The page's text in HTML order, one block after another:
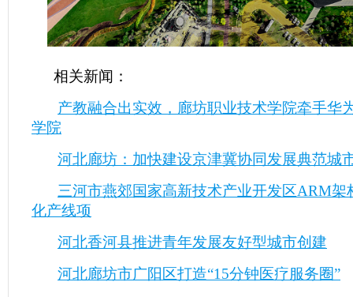
相关新闻：
产教融合出实效，廊坊职业技术学院牵手华
学院
河北廊坊：加快建设京津冀协同发展典范城
三河市燕郊国家高新技术产业开发区ARM架
化产线项
河北香河县推进青年发展友好型城市创建
河北廊坊市广阳区打造“15分钟医疗服务圈”